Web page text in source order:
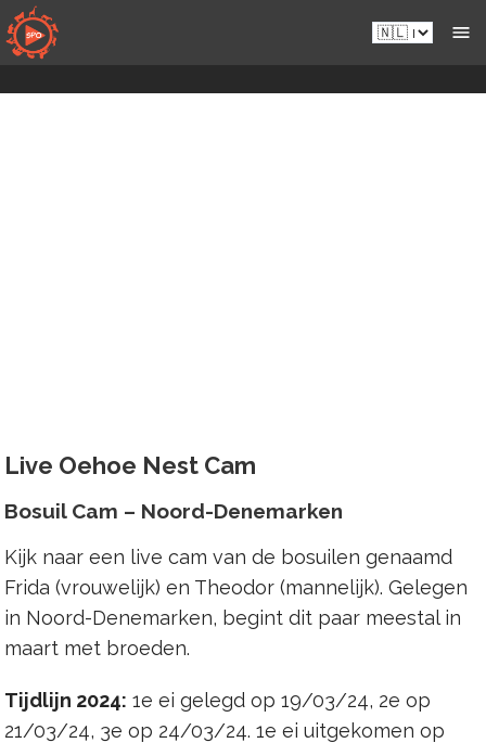
Naar
inhoud
gaan
Nl.sportsmansparadiseonline.com
Live Oehoe Nest Cam
Bosuil Cam – Noord-Denemarken
Kijk naar een live cam van de bosuilen genaamd
Frida (vrouwelijk) en Theodor (mannelijk). Gelegen
in Noord-Denemarken, begint dit paar meestal in
maart met broeden.
Tijdlijn 2024: 1e ei gelegd op 19/03/24, 2e op
21/03/24, 3e op 24/03/24. 1e ei uitgekomen op